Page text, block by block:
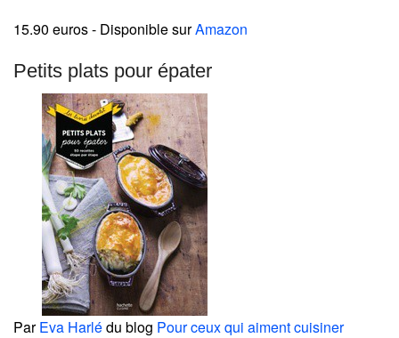
15.90 euros- Disponible surAmazon
Petits plats pour épater
ParEva Harlédu blog Pour ceux qui aiment cuisiner